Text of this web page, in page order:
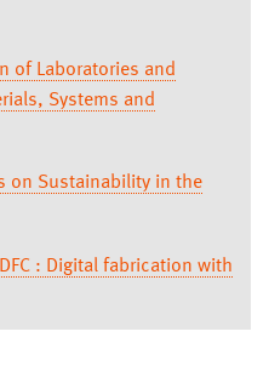
of Laboratories and
Systems and
on Sustainability in the
: Digital fabrication with